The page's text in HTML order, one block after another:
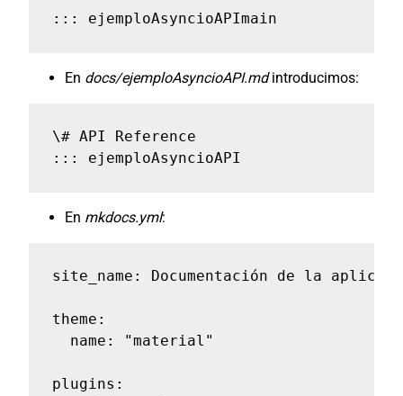
::: ejemploAsyncioAPImain
En docs/ejemploAsyncioAPI.mdintroducimos:
\# API Reference
::: ejemploAsyncioAPI
En mkdocs.yml:
site_name: Documentación de la
theme:
  name: "material"
plugins: